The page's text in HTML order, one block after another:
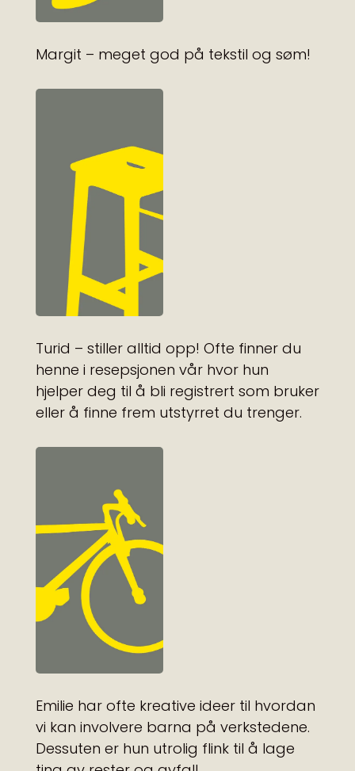
Margit – meget god på tekstil og søm!
Turid – stiller alltid opp! Ofte finner du
henne i resepsjonen vår hvor hun
hjelper deg til å bli registrert som bruker
eller å finne frem utstyrret du trenger.
Emilie har ofte kreative ideer til hvordan
vi kan involvere barna på verkstedene.
Dessuten er hun utrolig flink til å lage